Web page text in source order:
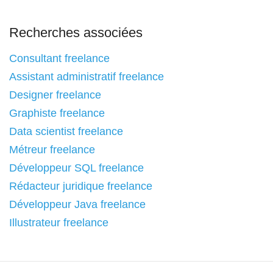
Recherches associées
Consultant freelance
Assistant administratif freelance
Designer freelance
Graphiste freelance
Data scientist freelance
Métreur freelance
Développeur SQL freelance
Rédacteur juridique freelance
Développeur Java freelance
Illustrateur freelance